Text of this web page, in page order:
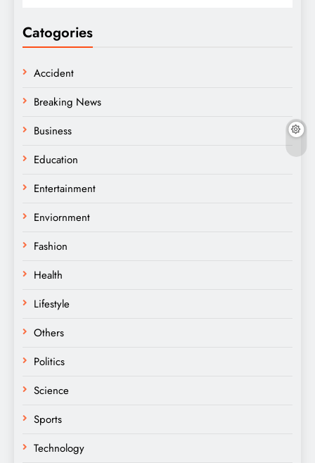
Catogories
Accident
Breaking News
Business
Education
Entertainment
Enviornment
Fashion
Health
Lifestyle
Others
Politics
Science
Sports
Technology